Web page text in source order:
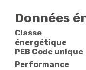
Données
Classe
énergétique
PEB Code unique
Performance